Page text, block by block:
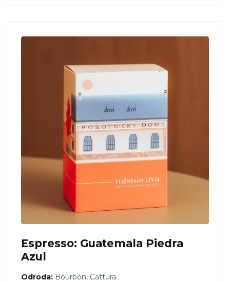
Espresso: Guatemala Piedra
Azul
Odroda: Bourbon, Cattura